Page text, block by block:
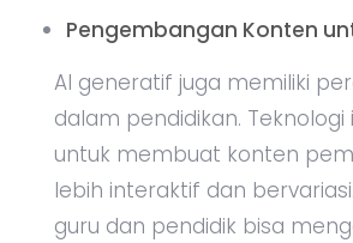
Pengembangan Konten
AI generatif juga memiliki
dalam pendidikan. Teknologi
untuk membuat konten
lebih interaktif dan
guru dan pendidik bisa